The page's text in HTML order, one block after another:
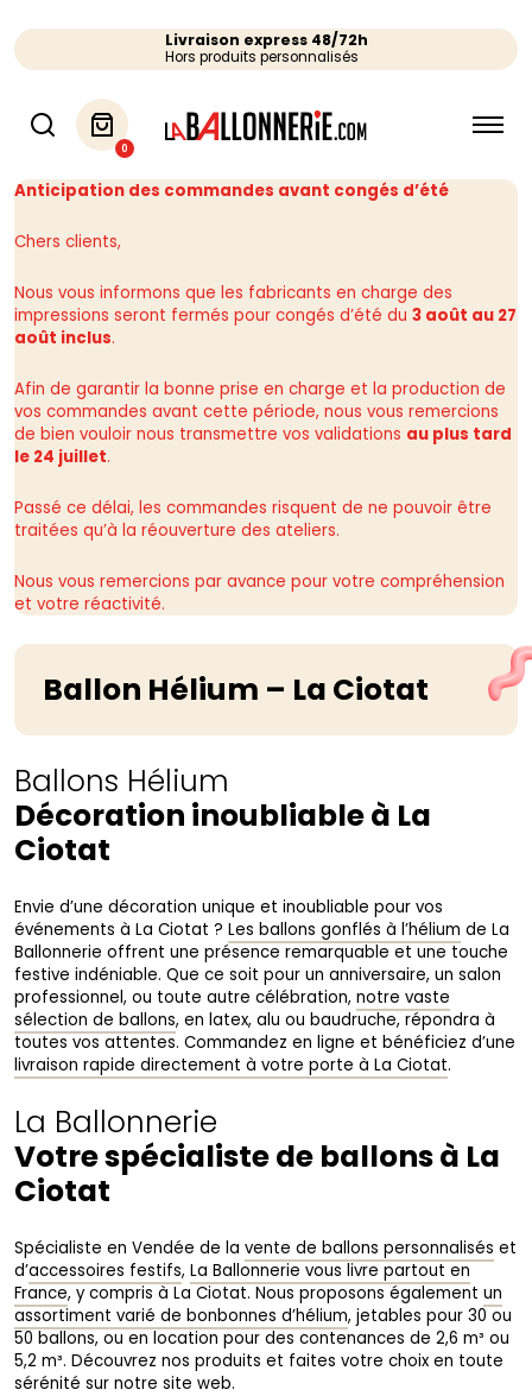
Livraison express 48/72h
Hors produits personnalisés
0
Anticipation des commandes avant congés d’été
Chers clients,
Nous vous informons que les fabricants en charge des
impressions seront fermés pour congés d’été du 3 août au 27
août inclus.
Afin de garantir la bonne prise en charge et la production de
vos commandes avant cette période, nous vous remercions
de bien vouloir nous transmettre vos validations au plus tard
le 24 juillet.
Passé ce délai, les commandes risquent de ne pouvoir être
traitées qu’à la réouverture des ateliers.
Nous vous remercions par avance pour votre compréhension
et votre réactivité.
Ballon Hélium – La Ciotat
Ballons Hélium
Décoration inoubliable à La
Ciotat
Envie d’une décoration unique et inoubliable pour vos
événements à La Ciotat ? Les ballons gonflés à l’hélium de La
Ballonnerie offrent une présence remarquable et une touche
festive indéniable. Que ce soit pour un anniversaire, un salon
professionnel, ou toute autre célébration, notre vaste
sélection de ballons, en latex, alu ou baudruche, répondra à
toutes vos attentes. Commandez en ligne et bénéficiez d’une
livraison rapide directement à votre porte à La Ciotat.
La Ballonnerie
Votre spécialiste de ballons à La
Ciotat
Spécialiste en Vendée de la vente de ballons personnalisés et
d’accessoires festifs, La Ballonnerie vous livre partout en
France, y compris à La Ciotat. Nous proposons également un
assortiment varié de bonbonnes d’hélium, jetables pour 30 ou
50 ballons, ou en location pour des contenances de 2,6 m³ ou
5,2 m³. Découvrez nos produits et faites votre choix en toute
sérénité sur notre site web.